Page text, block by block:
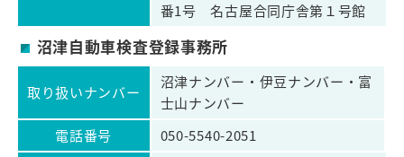
番1号 名古屋合同庁舎第１号館
沼津自動車検査登録事務所
取り扱いナンバー
沼津ナンバー・伊豆ナンバー・富
士山ナンバー
電話番号
050-5540-2051